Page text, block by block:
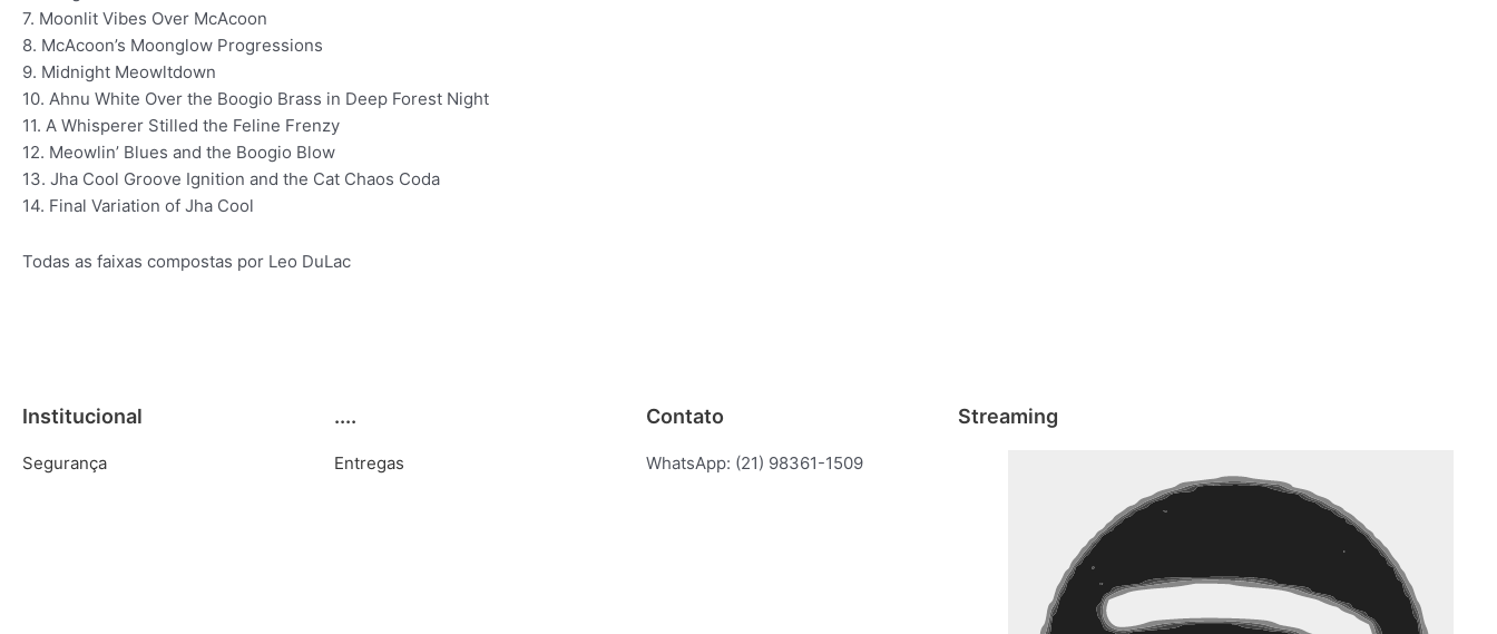
7. Moonlit Vibes Over McAcoon
8. McAcoon’s Moonglow Progressions
9. Midnight Meowltdown
10. Ahnu White Over the Boogio Brass in Deep Forest Night
11. A Whisperer Stilled the Feline Frenzy
12. Meowlin’ Blues and the Boogio Blow
13. Jha Cool Groove Ignition and the Cat Chaos Coda
14. Final Variation of Jha Cool
Todas as faixas compostas por Leo DuLac
Institucional
Segurança
....
Entregas
Contato
WhatsApp: (21) 98361-1509
Streaming